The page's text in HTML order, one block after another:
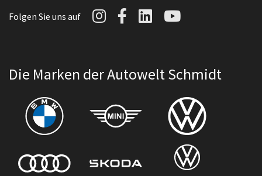
Folgen Sie uns auf Autowelt Schmidt auf
Autowelt Schmidt
AutoweltAutowelt
Die Marken der Autowelt Schmidt